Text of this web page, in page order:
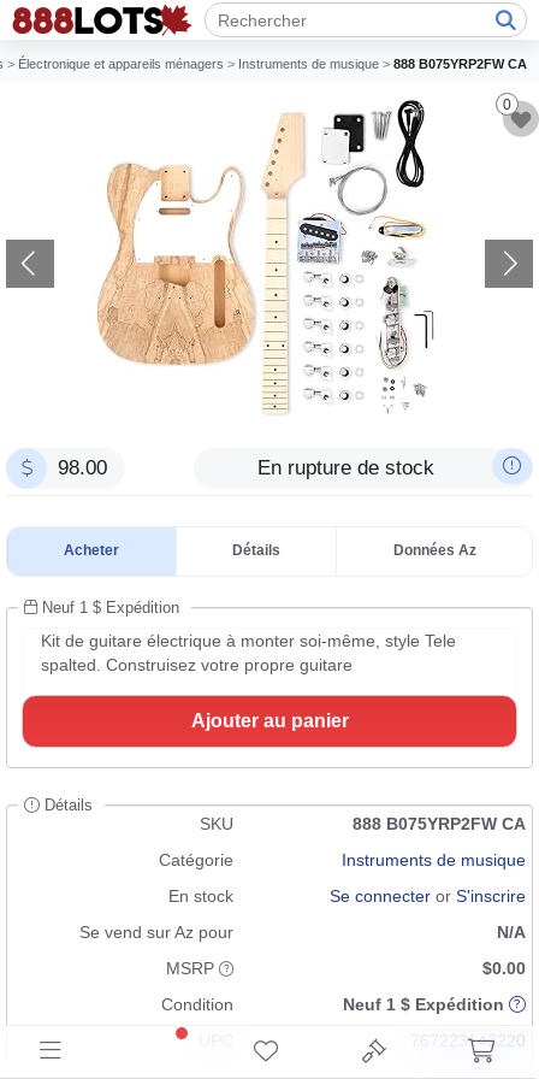
> Électronique et appareils ménagers > Instruments de musique > 888 B075YRP2FW CA
0
98.00 En rupture de stock
Acheter Détails Données Az
Neuf 1 $ Expédition
Kit de guitare électrique à monter soi-même, style Tele
spalted. Construisez votre propre guitare
Ajouter au panier
Détails
SKU
888 B075YRP2FW CA
Catégorie
Instruments de musique
En stock
Se connecter or S'inscrire
Se vend sur Az pour
N/A
MSRP
$0.00
Condition
Neuf 1 $ Expédition
767223142220